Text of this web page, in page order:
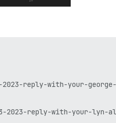
reply-with-your-
2023-reply-with-your-lyn-